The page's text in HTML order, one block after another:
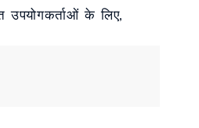
उपयोगकर्ताओं के लिए,